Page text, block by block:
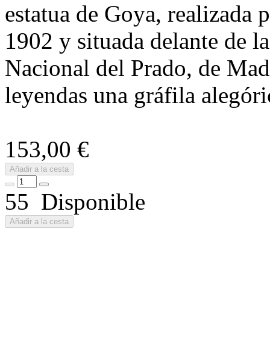
estatua de Goya,
1902 y situada delante de
Nacional del Prado, de
leyendas una gráfila
153,00 €
Añadir a la cesta
55 Disponible
Añadir a la cesta